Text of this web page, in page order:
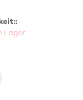
Lager